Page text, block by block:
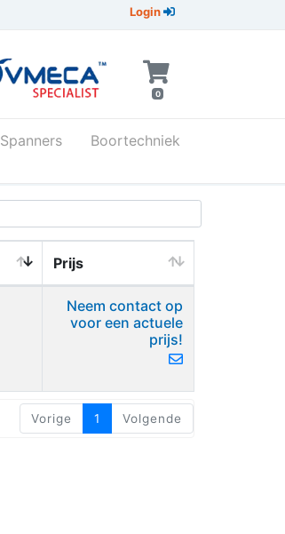
Login
0
Spanners Boortechniek
Prijs
Neem contact op
voor een actuele
prijs!
Vorige 1 Volgende